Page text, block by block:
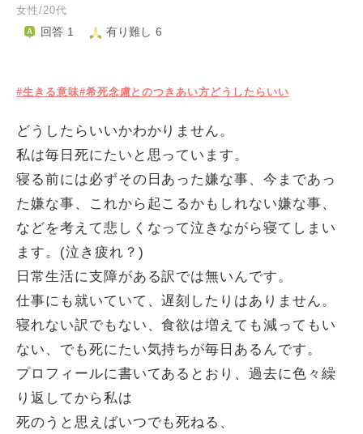
女性/20代
回答 1 有り難し 6
#生きる意味#希死念慮とのつきあい方どうしたらいい
どうしたらいいかわかりません。
私は毎日死にたいと思っています。
寝る前には必ずその日あった嫌な事、今まであっ
た嫌な事、これから起こるかもしれない嫌な事、
などを考えて悲しくなって泣きながら寝てしまい
ます。(泣き疲れ？)
日常生活に支障がある訳では無いんです。
仕事にも就いていて、遅刻したりはありません。
寝れない訳でもない、食欲は増えても減ってもい
ない、でも死にたい気持ちが毎日あるんです。
プロフィールに書いてあるとおり、過去に色々繰
り返してから私は
死のうと思えばいつでも死ねる、